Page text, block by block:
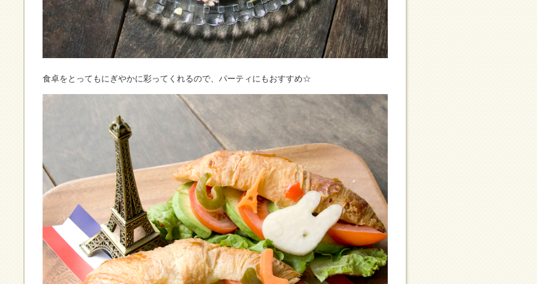
食卓をとってもにぎやかに彩ってくれるので、パーティにもおすすめ☆